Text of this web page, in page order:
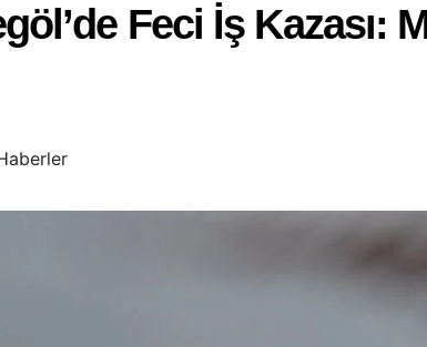
Feci İş Kazası: